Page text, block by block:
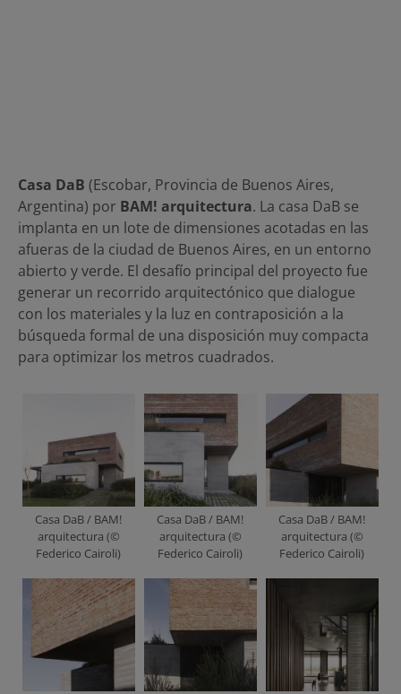
Casa DaB (Escobar, Provincia de Buenos Aires,
Argentina) por BAM! arquitectura. La casa DaB se
implanta en un lote de dimensiones acotadas en las
afueras de la ciudad de Buenos Aires, en un entorno
abierto y verde. El desafío principal del proyecto fue
generar un recorrido arquitectónico que dialogue
con los materiales y la luz en contraposición a la
búsqueda formal de una disposición muy compacta
para optimizar los metros cuadrados.
Casa DaB / BAM!
arquitectura (©
Federico Cairoli)
Casa DaB / BAM!
arquitectura (©
Federico Cairoli)
Casa DaB / BAM!
arquitectura (©
Federico Cairoli)